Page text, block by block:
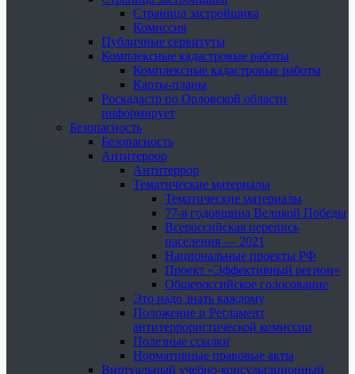
Страница застройщика
Комиссия
Публичные сервитуты
Комплексные кадастровые работы
Комплексные кадастровые работы
Карты-планы
Роскадастр по Орловской области
информирует
Безопасность
Безопасность
Антитеррор
Антитеррор
Тематические материалы
Тематические материалы
77-я годовщина Великой Победы
Всероссийская перепись
населения — 2021
Национальные проекты РФ
Проект «Эффективный регион»
Общероссийское голосование
Это надо знать каждому
Положение и Регламент
антитеррористической комиссии
Полезные ссылки
Нормативные правовые акты
Виртуальный учебно-консультационный